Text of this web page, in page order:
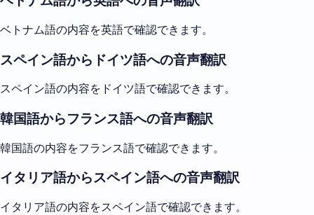
ベトナム語の内容を英語で確認できます。
スペイン語からドイツ語への音声翻訳
スペイン語の内容をドイツ語で確認できます。
韓国語からフランス語への音声翻訳
韓国語の内容をフランス語で確認できます。
イタリア語からスペイン語への音声翻訳
イタリア語の内容をスペイン語で確認できます。